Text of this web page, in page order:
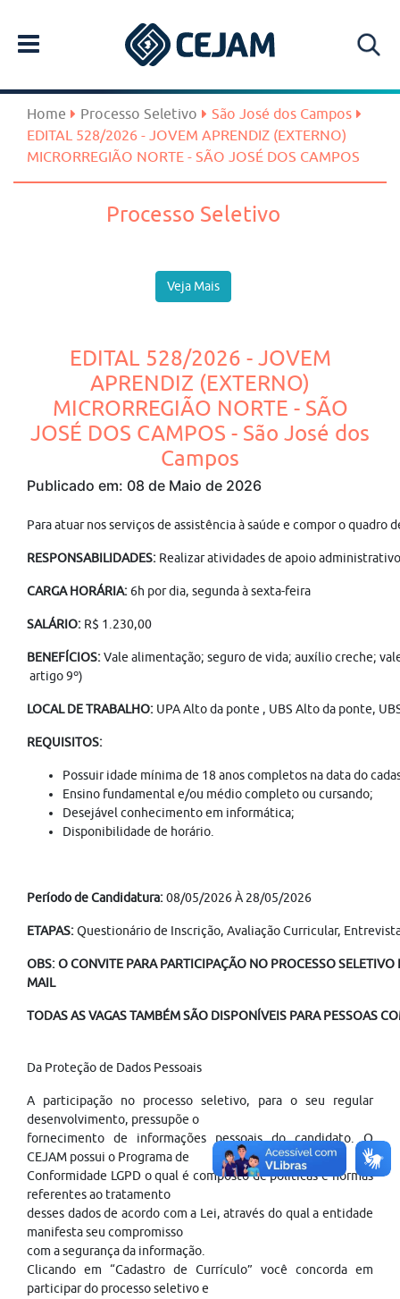
Home Processo Seletivo
São José dos Campos
EDITAL 528/2026 - JOVEM APRENDIZ (EXTERNO)
MICRORREGIÃO NORTE - SÃO JOSÉ DOS CAMPOS
Processo Seletivo
Veja Mais
EDITAL 528/2026 - JOVEM
APRENDIZ (EXTERNO)
MICRORREGIÃO NORTE - SÃO
JOSÉ DOS CAMPOS - São José dos
Campos
Publicado em: 08 de Maio de 2026
Para atuar nos serviços de assistência à saúde e compor o
RESPONSABILIDADES: Realizar atividades de apoio
CARGA HORÁRIA: 6h por dia, segunda à sexta-feira
SALÁRIO: R$ 1.230,00
BENEFÍCIOS:Vale alimentação; seguro de vida; auxílio creche;
artigo 9º)
LOCAL DE TRABALHO: UPA Alto da ponte , UBS Alto da ponte,
REQUISITOS:
Possuir idade mínima de 18 anos completos na data do
Ensino fundamental e/ou médio completo ou cursando;
Desejável conhecimento em informática;
Disponibilidade de horário.
Período de Candidatura:08/05/2026 À 28/05/2026
ETAPAS:Questionário de Inscrição, Avaliação Curricular,
OBS: O CONVITE PARA PARTICIPAÇÃO NO PROCESSO SELETIVO
MAIL
TODAS AS VAGAS TAMBÉM SÃO DISPONÍVEIS PARA PESSOAS
Da Proteção de Dados Pessoais
A participação no processo seletivo, para o seu regular
desenvolvimento, pressupõe o
fornecimento de informações pessoais do candidato. O
CEJAM possui o Programa de
Conformidade LGPD o qual é composto de políticas e normas
referentes ao tratamento
desses dados de acordo com a Lei, através do qual a entidade
manifesta seu compromisso
com a segurança da informação.
Clicando em “Cadastro de Currículo” você concorda em
participar do processo seletivo e